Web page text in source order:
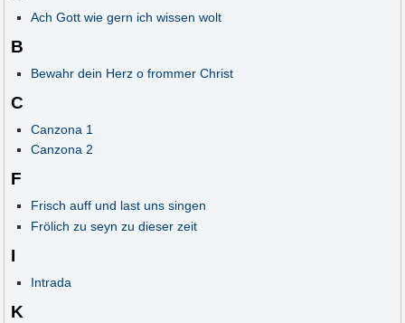
Ach Gott wie gern ich wissen wolt
B
Bewahr dein Herz o frommer Christ
C
Canzona 1
Canzona 2
F
Frisch auff und last uns singen
Frölich zu seyn zu dieser zeit
I
Intrada
K